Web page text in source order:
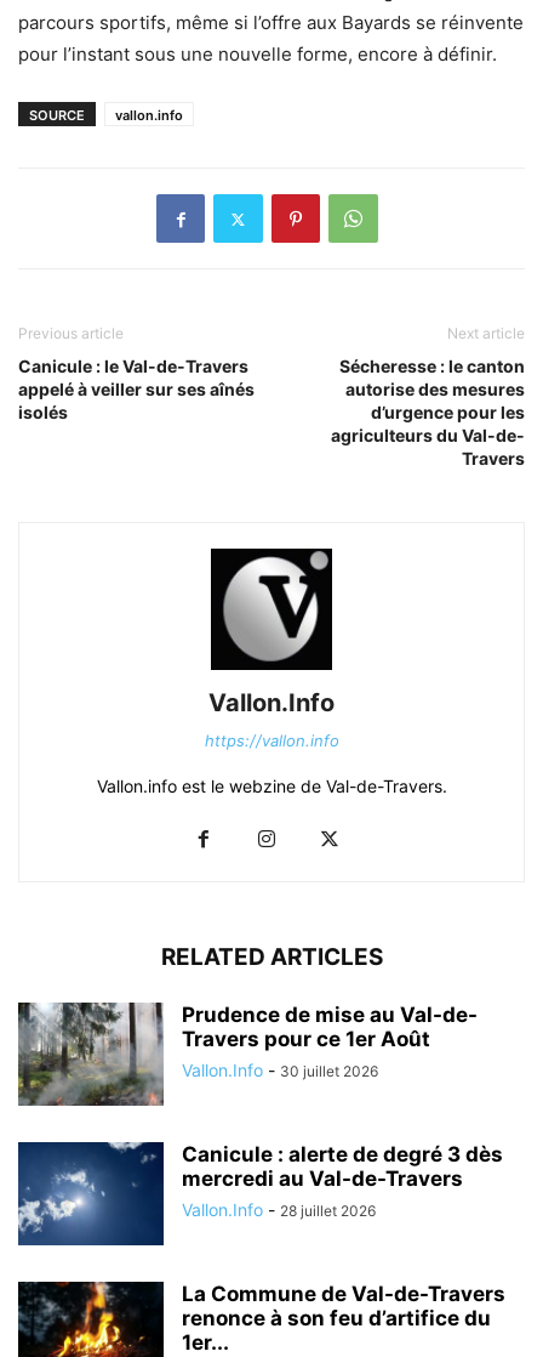
parcours sportifs, même si l’offre aux Bayards se réinvente
pour l’instant sous une nouvelle forme, encore à définir.
SOURCE vallon.info
Previous article
Canicule : le Val-de-Travers
appelé à veiller sur ses aînés
isolés
Next article
Sécheresse : le canton
autorise des mesures
d’urgence pour les
agriculteurs du Val-de-
Travers
Vallon.Info
https://vallon.info
Vallon.info est le webzine de Val-de-Travers.
RELATED ARTICLES
Prudence de mise au Val-de-
Travers pour ce 1er Août
Vallon.Info - 30 juillet 2026
Canicule : alerte de degré 3 dès
mercredi au Val-de-Travers
Vallon.Info - 28 juillet 2026
La Commune de Val-de-Travers
renonce à son feu d’artifice du
1er...